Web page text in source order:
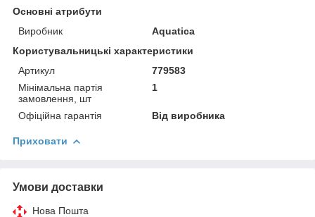
Основні атрибути
Виробник
Aquatica
Користувальницькі характеристики
Артикул
779583
Мінімальна партія
замовлення, шт
1
Офіційна гарантія Від виробника
Приховати
Умови доставки
Нова Пошта